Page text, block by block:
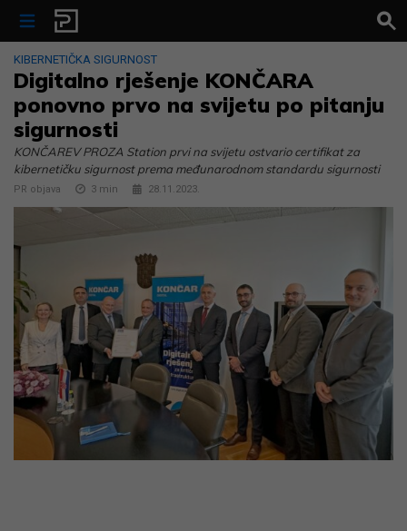
Skip to content
KIBERNETIČKA SIGURNOST
Digitalno rješenje KONČARA
ponovno prvo na svijetu po pitanju
sigurnosti
KONČAREV PROZA Station prvi na svijetu ostvario certifikat za
kibernetičku sigurnost prema međunarodnom standardu sigurnosti
PR objava 3 min 28.11.2023.